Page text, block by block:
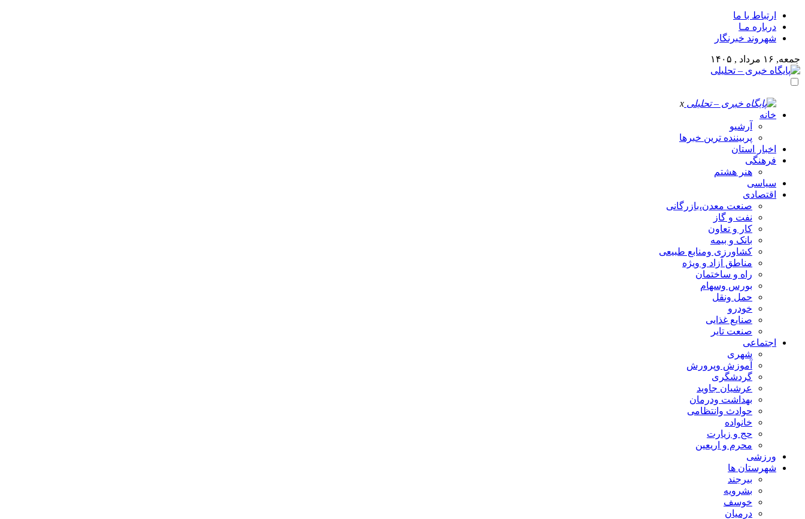
ارتباط با ما
درباره مـا
شهروند خبرنگار
جمعه, ۱۶ مرداد , ۱۴۰۵
x
خانه
آرشیو
پربیننده ترین خبرها
اخبار استان
فرهنگی
هنر هشتم
سیاسی
اقتصادی
صنعت معدن،بازرگانی
نفت و گاز
کار و تعاون
بانک و بیمه
کشاورزی ومنابع طبیعی
مناطق آزاد و ویژه
راه و ساختمان
بورس وسهام
حمل ونقل
خودرو
صنایع غذایی
صنعت تایر
اجتماعی
شهری
آموزش وپرورش
گردشگری
عرشیان جاوید
بهداشت ودرمان
حوادث وانتظامی
خانواده
حج و زیارت
محرم و اریعین
ورزشی
شهرستان ها
بیرجند
بشرویه
خوسف
درمیان